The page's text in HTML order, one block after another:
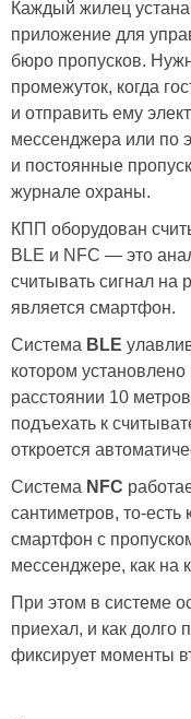
Каждый жилец
приложение для
бюро пропусков.
промежуток, когда
и отправить ему
мессенджера или по
и постоянные
журнале охраны.
КПП оборудован
BLE и NFC — это
считывать сигнал на
является смартфон.
Система BLE
котором
расстоянии 10
подъехать к
откроется
Система NFC
сантиметров, то-
смартфон с
мессенджере, как на
При этом в системе
приехал, и как
фиксирует моменты